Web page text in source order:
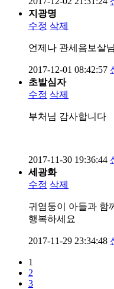
지광명
수정 삭제
언제나 관세음보살
2017-12-01 08:42:57
초발심자
수정 삭제
부처님 감사합니다
2017-11-30 19:36:44
세광화
수정 삭제
귀염둥이 아들과 함
행복하세요
2017-11-29 23:34:48
1
2
3